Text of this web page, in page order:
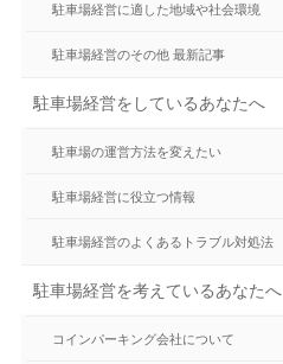
駐車場経営に適した地域や社会環境
駐車場経営のその他 最新記事
駐車場経営をしているあなたへ
駐車場の運営方法を変えたい
駐車場経営に役立つ情報
駐車場経営のよくあるトラブル対処法
駐車場経営を考えているあなたへ
コインパーキング会社について